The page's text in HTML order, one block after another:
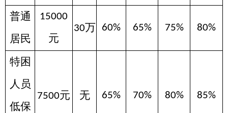
普通
居民
15000
元
30万 60% 65% 75% 80%
特困
人员
低保
7500元 无 65% 70% 80% 85%